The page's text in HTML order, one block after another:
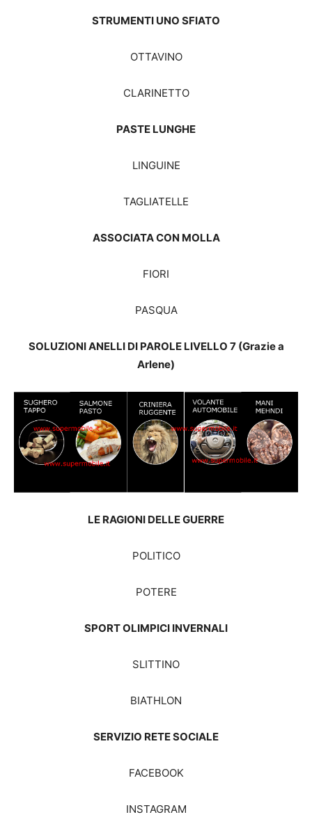
STRUMENTI UNO SFIATO
OTTAVINO
CLARINETTO
PASTE LUNGHE
LINGUINE
TAGLIATELLE
ASSOCIATA CON MOLLA
FIORI
PASQUA
SOLUZIONI ANELLI DI PAROLE LIVELLO 7 (Grazie a
Arlene)
LE RAGIONI DELLE GUERRE
POLITICO
POTERE
SPORT OLIMPICI INVERNALI
SLITTINO
BIATHLON
SERVIZIO RETE SOCIALE
FACEBOOK
INSTAGRAM